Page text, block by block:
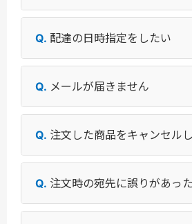
配達の日時指定をしたい
メールが届きません
注文した商品をキャンセル
注文時の宛先に誤りがあった